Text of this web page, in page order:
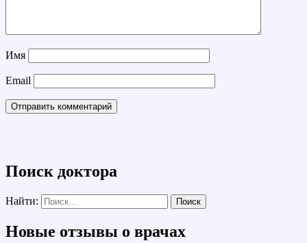
Имя
Email
Поиск доктора
Найти:
Новые отзывы о врачах